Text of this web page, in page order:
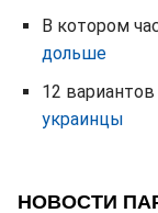
В котором
дольше
12
украинцы